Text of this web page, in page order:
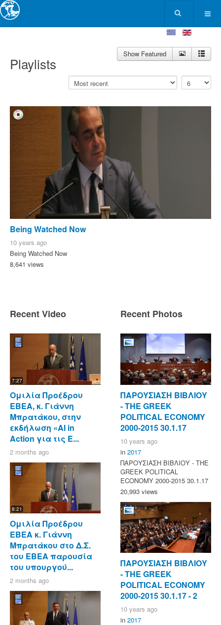
Playlists
Show Featured
Being Watched Now
10 years ago
Being Watched Now
8,641 views
Recent Video
7:27
Ομιλία Προέδρου
ΕΒΕΑ, κ. Γιάννη
Μπρατάκου, στην
εκδήλωση «AI in
Action για τις Ε...
2 months ago
8:21
Ομιλία Προέδρου
ΕΒΕΑ κ. Γιάννη
Μπρατάκου στο Δ.Σ.
του ΕΒΕΑ παρουσία
του υπουργού...
2 months ago
Recent Photos
ΠΑΡΟΥΣΙΑΣΗ ΒΙΒΛΙΟΥ
- ΤΗΕ GREEK
POLITICAL ECONOMY
2000-2015 30.1.17
10 years ago
in 2017
ΠΑΡΟΥΣΙΑΣΗ ΒΙΒΛΙΟΥ - ΤΗΕ
GREEK POLITICAL
ECONOMY 2000-2015 30.1.17
20,993 views
ΠΑΡΟΥΣΙΑΣΗ ΒΙΒΛΙΟΥ
- ΤΗΕ GREEK
POLITICAL ECONOMY
2000-2015 30.1.17 - 2
10 years ago
in 2017